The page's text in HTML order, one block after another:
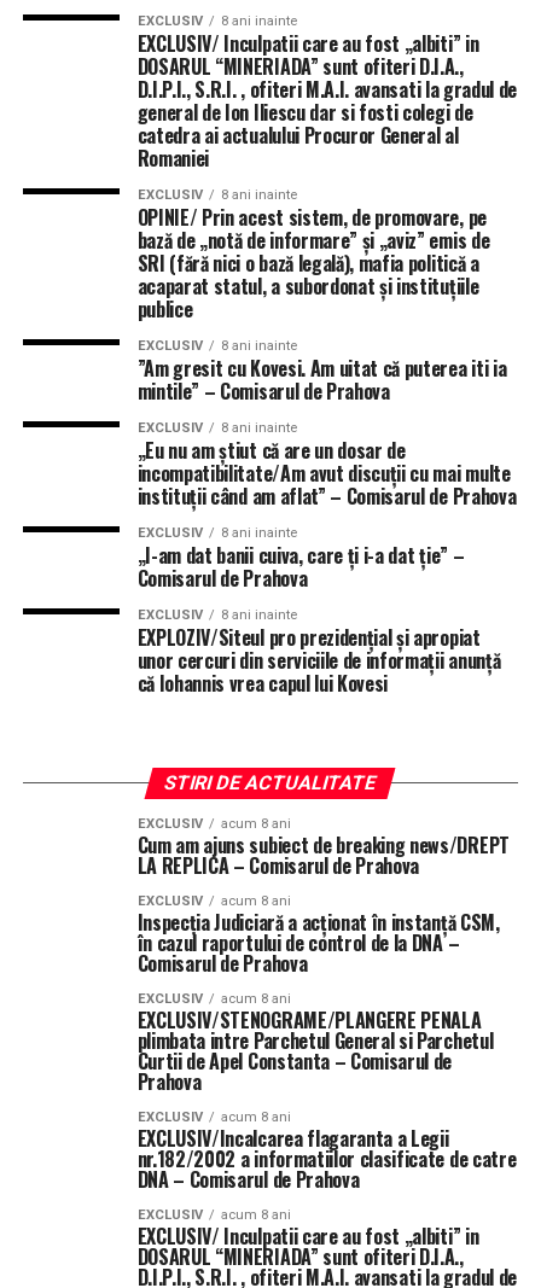
EXCLUSIV 8 ani inainte
EXCLUSIV/ Inculpatii care au fost „albiti” in
DOSARUL “MINERIADA” sunt ofiteri D.I.A.,
D.I.P.I., S.R.I. , ofiteri M.A.I. avansati la gradul de
general de Ion Iliescu dar si fosti colegi de
catedra ai actualului Procuror General al
Romaniei
EXCLUSIV 8 ani inainte
OPINIE/ Prin acest sistem, de promovare, pe
bază de „notă de informare” și „aviz” emis de
SRI (fără nici o bază legală), mafia politică a
acaparat statul, a subordonat și instituțiile
publice
EXCLUSIV 8 ani inainte
”Am gresit cu Kovesi. Am uitat că puterea iti ia
mintile” – Comisarul de Prahova
EXCLUSIV 8 ani inainte
„Eu nu am ştiut că are un dosar de
incompatibilitate/Am avut discuţii cu mai multe
instituţii când am aflat” – Comisarul de Prahova
EXCLUSIV 8 ani inainte
„I-am dat banii cuiva, care ţi i-a dat ţie” –
Comisarul de Prahova
EXCLUSIV 8 ani inainte
EXPLOZIV/Siteul pro prezidențial și apropiat
unor cercuri din serviciile de informații anunță
că Iohannis vrea capul lui Kovesi
STIRI DE ACTUALITATE
EXCLUSIV acum 8 ani
Cum am ajuns subiect de breaking news/DREPT
LA REPLICA – Comisarul de Prahova
EXCLUSIV acum 8 ani
Inspecţia Judiciară a acţionat în instanţă CSM,
în cazul raportului de control de la DNA –
Comisarul de Prahova
EXCLUSIV acum 8 ani
EXCLUSIV/STENOGRAME/PLANGERE PENALA
plimbata intre Parchetul General si Parchetul
Curtii de Apel Constanta – Comisarul de
Prahova
EXCLUSIV acum 8 ani
EXCLUSIV/Incalcarea flagaranta a Legii
nr.182/2002 a informatiilor clasificate de catre
DNA – Comisarul de Prahova
EXCLUSIV acum 8 ani
EXCLUSIV/ Inculpatii care au fost „albiti” in
DOSARUL “MINERIADA” sunt ofiteri D.I.A.,
D.I.P.I., S.R.I. , ofiteri M.A.I. avansati la gradul de